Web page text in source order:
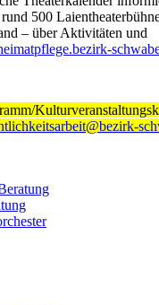
500
‒ über Aktivitäten und